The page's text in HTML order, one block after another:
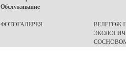
Обслуживание
ФОТОГАЛЕРЕЯ
ВЕЛЕГОЖ